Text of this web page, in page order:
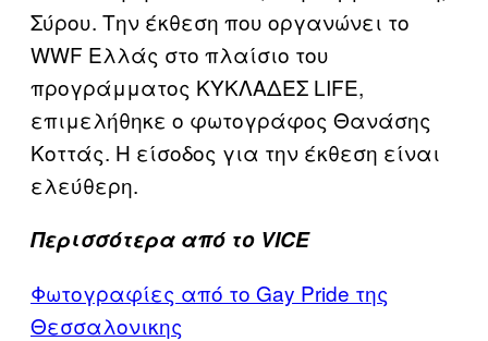
Σύρου. Την έκθεση που οργανώνει το
WWF Ελλάς στο πλαίσιο του
προγράμματος ΚΥΚΛΑΔΕΣ LIFE,
επιμελήθηκε ο φωτογράφος Θανάσης
Κοττάς. Η είσοδος για την έκθεση είναι
ελεύθερη.
Περισσότερα από το VICE
Φωτογραφίες από το Gay Pride της
Θεσσαλονικης